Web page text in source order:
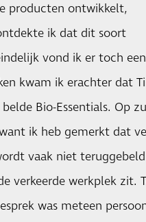
producten ontwikkelt,
ik dat dit soort
vond ik er toch
kwam ik erachter dat
Bio-Essentials. Op
ik heb gemerkt dat
vaak niet
verkeerde werkplek zit.
was meteen